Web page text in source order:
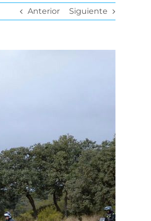
Anterior Siguiente